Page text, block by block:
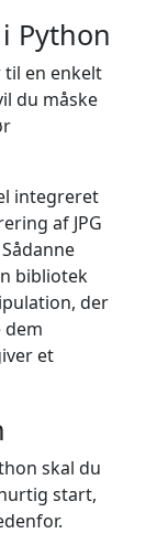
Python
til en enkelt
du måske
integreret
af JPG
bibliotek
der
et
skal du
start,